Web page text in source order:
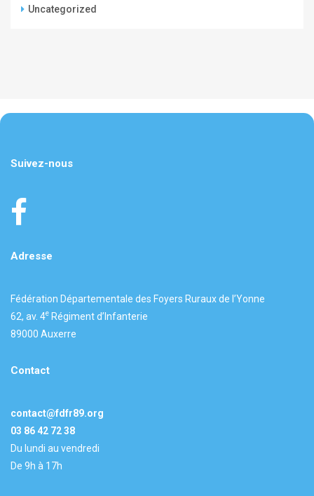
Uncategorized
Suivez-nous
Adresse
Fédération Départementale des Foyers Ruraux de l’Yonne
62, av. 4e Régiment d’Infanterie
89000 Auxerre
Contact
contact@fdfr89.org
03 86 42 72 38
Du lundi au vendredi
De 9h à 17h